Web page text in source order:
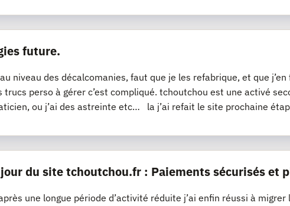
future.
niveau des décalcomanies, faut que je les refabrique, et que
trucs perso à gérer c’est compliqué. tchoutchou est une activé
ou j’ai des astreinte etc… la j’ai refait le site prochaine
du site tchoutchou.fr : Paiements sécurisés et
une longue période d’activité réduite j’ai enfin réussi à